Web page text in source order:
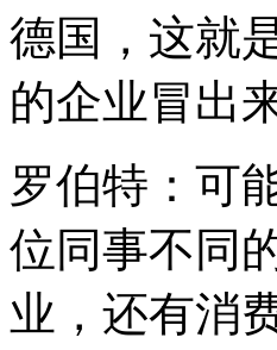
德国，这就
的企业冒出
罗伯特：可
位同事不同
业，还有消